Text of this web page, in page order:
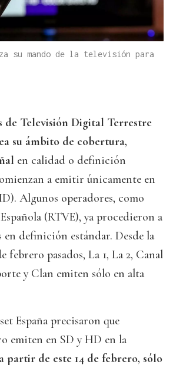
su mando de la televisión para
de Televisión Digital Terrestre
su ámbito de cobertura,
en calidad o definición
a emitir únicamente en
Algunos operadores, como
(RTVE), ya procedieron a
en definición estándar. Desde la
febrero pasados, La 1, La 2, Canal
y Clan emiten sólo en alta
España precisaron que
emiten en SD y HD en la
a partir de este 14 de febrero, sólo